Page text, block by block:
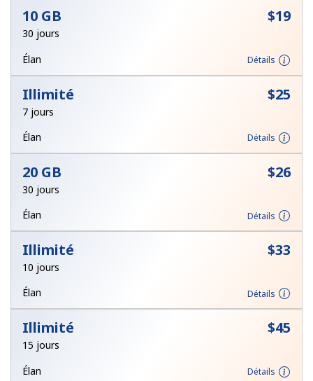
Rappel du mot de passe →
10 GB ⁦$19⁩
30 jours
Élan
Détails
Illimité ⁦$25⁩
7 jours
Élan
Détails
20 GB ⁦$26⁩
30 jours
Élan
Détails
Illimité ⁦$33⁩
10 jours
Élan
Détails
Illimité ⁦$45⁩
15 jours
Élan
Détails